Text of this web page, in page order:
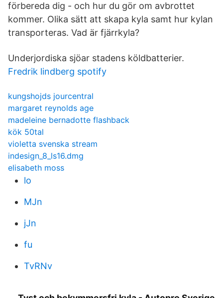
förbereda dig - och hur du gör om avbrottet
kommer. Olika sätt att skapa kyla samt hur kylan
transporteras. Vad är fjärrkyla?
Underjordiska sjöar stadens köldbatterier.
Fredrik lindberg spotify
kungshojds jourcentral
margaret reynolds age
madeleine bernadotte flashback
kök 50tal
violetta svenska stream
indesign_8_ls16.dmg
elisabeth moss
lo
MJn
jJn
fu
TvRNv